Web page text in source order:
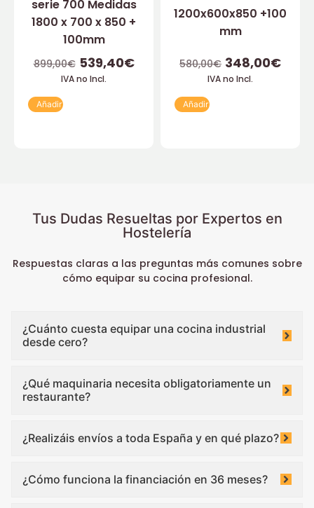
serie 700 Medidas
1800 x 700 x 850 +
100mm
899,00€ 539,40€
IVA no Incl.
Añadir
1200x600x850 +100
mm
580,00€ 348,00€
IVA no Incl.
Añadir
Tus Dudas Resueltas por Expertos en
Hostelería
Respuestas claras a las preguntas más comunes sobre
cómo equipar su cocina profesional.
¿Cuánto cuesta equipar una cocina industrial
desde cero?
¿Qué maquinaria necesita obligatoriamente un
restaurante?
¿Realizáis envíos a toda España y en qué plazo?
¿Cómo funciona la financiación en 36 meses?